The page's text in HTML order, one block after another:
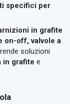
specifici per
in grafite
on-off, valvole a
soluzioni
in grafite e